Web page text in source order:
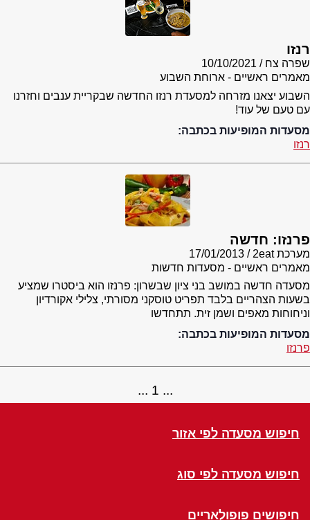
רנזו
שפרה צח
10/10/2021
מאמרים ראשיים - ארוחת השבוע
השבוע יצאנו מזרחה למסעדת רנזו החדשה שבקריית ענבים וחזרנו
עם טעם של עוד!
מסעדות המופיעות בכתבה:
רנזו
פרנזו: חדשה
מערכת 2eat
17/01/2013
מאמרים ראשיים - מסעדות חדשות
מסעדה חדשה במושב בני ציון שבשרון: פרנזו הוא ביסטרו שמציע
בשעות הצהריים בלבד תפריט טוסקני מסורתי, צלילי אקורדיון
וניחוחות מאפים ושמן זית. תתחדשו
מסעדות המופיעות בכתבה:
פרנזו
1
חיפוש מסעדה לפי אזור
חיפוש מסעדה לפי סוג
חיפושים פופולאריים